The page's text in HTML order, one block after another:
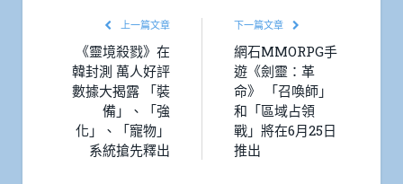
上一篇文章
《靈境殺戮》在
韓封測 萬人好評
數據大揭露 「裝
備」、「強
化」、「寵物」
系統搶先釋出
下一篇文章
網石MMORPG手
遊《劍靈：革
命》 「召喚師」
和「區域占領
戰」將在6月25日
推出